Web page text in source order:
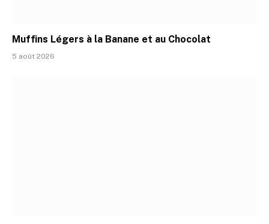
Muffins Légers à la Banane et au Chocolat
5 août 2026